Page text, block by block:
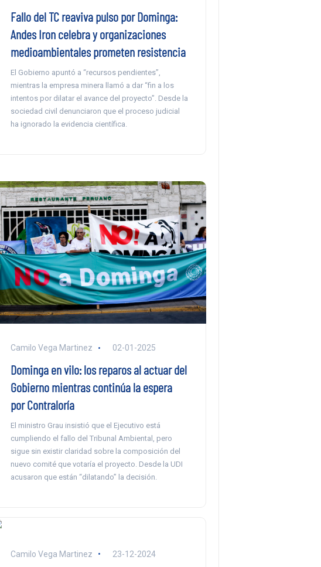
Fallo del TC reaviva pulso por Dominga:
Andes Iron celebra y organizaciones
medioambientales prometen resistencia
El Gobierno apuntó a “recursos pendientes”,
mientras la empresa minera llamó a dar “fin a los
intentos por dilatar el avance del proyecto”. Desde la
sociedad civil denunciaron que el proceso judicial
ha ignorado la evidencia científica.
Camilo Vega Martinez 02-01-2025
Dominga en vilo: los reparos al actuar del
Gobierno mientras continúa la espera
por Contraloría
El ministro Grau insistió que el Ejecutivo está
cumpliendo el fallo del Tribunal Ambiental, pero
sigue sin existir claridad sobre la composición del
nuevo comité que votaría el proyecto. Desde la UDI
acusaron que están “dilatando” la decisión.
Camilo Vega Martinez 23-12-2024